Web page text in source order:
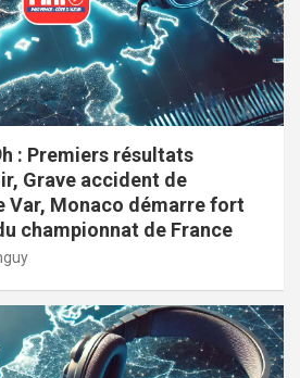
: Premiers résultats
Grave accident de
Var, Monaco démarre fort
championnat de France